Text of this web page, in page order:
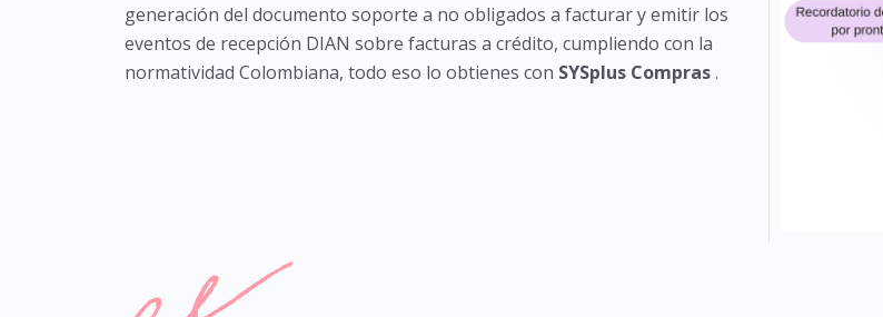
generación del documento soporte a no obligados a facturar y emitir los
eventos de recepción DIAN sobre facturas a crédito, cumpliendo con la
normatividad Colombiana, todo eso lo obtienes con SYSplus Compras.